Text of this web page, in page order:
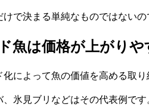
で決まる単純なものではないの
魚は価格が上がりや
によって魚の価値を高める取り
氷見ブリなどはその代表例です。